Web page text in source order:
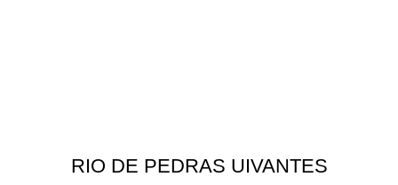
RIO DE PEDRAS UIVANTES